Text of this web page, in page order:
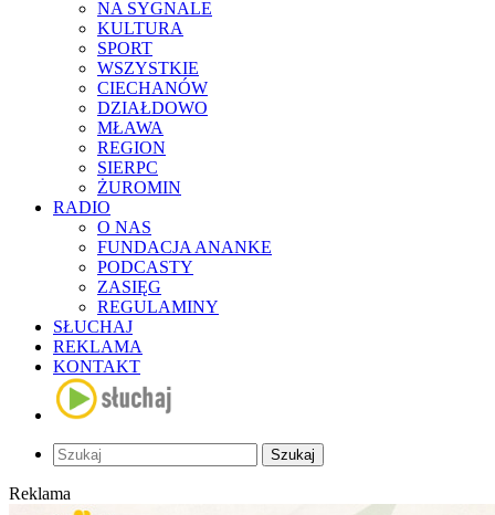
NA SYGNALE
KULTURA
SPORT
WSZYSTKIE
CIECHANÓW
DZIAŁDOWO
MŁAWA
REGION
SIERPC
ŻUROMIN
RADIO
O NAS
FUNDACJA ANANKE
PODCASTY
ZASIĘG
REGULAMINY
SŁUCHAJ
REKLAMA
KONTAKT
Szukaj
Reklama